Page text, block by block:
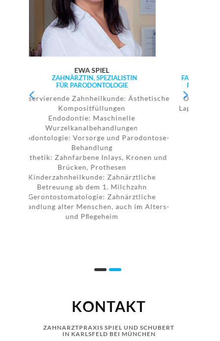
SPEZIALISTIN
Ästhetische
Maschinelle
und Parodontose-
Inlays, Kronen und
Zahnärztliche
dem 1. Milchzahn
Zahnärztliche
auch im Alters-
FACHZAHNARZT FÜR
FÜR IMPLANTOLOGIE UND
Oralchirurgie:
Lappenoperationen,
Knochenaufbauten,
Wurzelspitzenrektionen,
KONTAKT
ZAHNARZTPRAXIS SPIEL UND SCHUBERT
IN KARLSFELD BEI MÜNCHEN